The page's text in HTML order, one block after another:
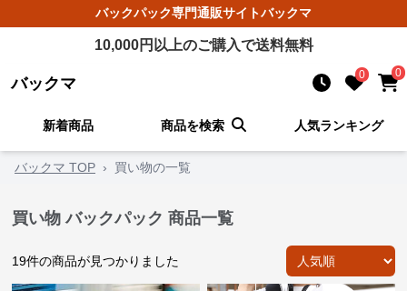
バックパック専門通販サイトバックマ
10,000円以上のご購入で送料無料
バックマ 0 0
新着商品 商品を検索 人気ランキング
バックマ TOP › 買い物の一覧
買い物 バックパック 商品一覧
19件の商品が見つかりました